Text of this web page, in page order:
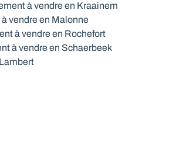
à vendre en Kraainem
vendre en Malonne
à vendre en Rochefort
à vendre en Schaerbeek